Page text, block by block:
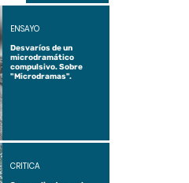
Desvaríos de un
microdramático
compulsivo. Sobre
"Microdramas".
ENSAYO
CRÍTICA